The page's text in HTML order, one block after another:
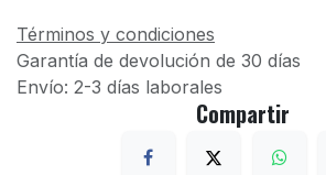
Términos y condiciones
Garantía de devolución de 30 días
Envío: 2-3 días laborales
Compartir